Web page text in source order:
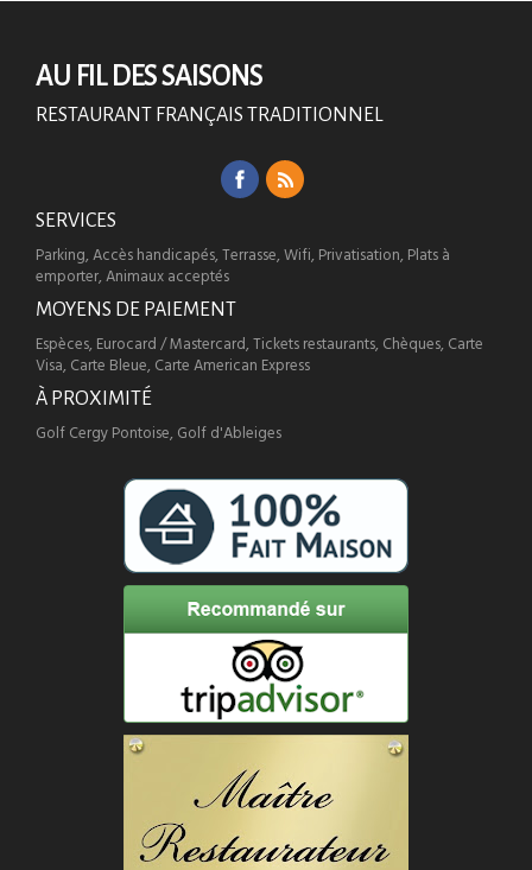
AU FIL DES SAISONS
RESTAURANT FRANÇAIS TRADITIONNEL
SERVICES
Parking, Accès handicapés, Terrasse, Wifi, Privatisation, Plats à
emporter, Animaux acceptés
MOYENS DE PAIEMENT
Espèces, Eurocard / Mastercard, Tickets restaurants, Chèques, Carte
Visa, Carte Bleue, Carte American Express
À PROXIMITÉ
Golf Cergy Pontoise, Golf d'Ableiges